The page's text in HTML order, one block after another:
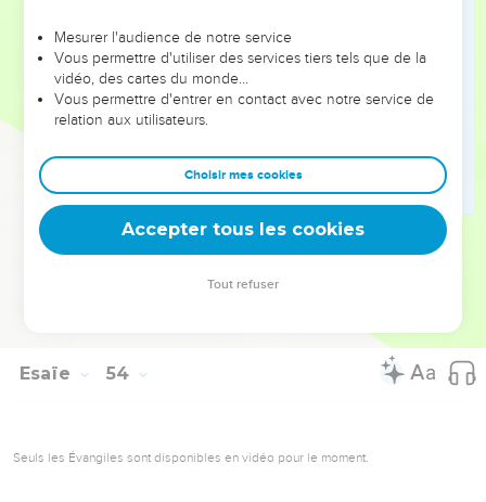
comblé. Et parce que beaucoup de gens le connaîtront, mon
serviteur, le Juste, les déclarera justes et se chargera de
leurs fautes.
12
Voilà pourquoi je lui donnerai une part avec ces gens
nombreux : il partagera le butin avec la multitude, car il s’est
dépouillé lui-même jusqu’à la mort et s’est laissé compter
parmi les malfaiteurs, car il a pris sur lui les fautes d’un grand
nombre, il est intervenu en faveur des coupables.
La Bible Du Semeur Copyright © 1992, 1999 by Biblica, Inc.® Used by permission.
Esaïe 54
Seuls les Évangiles sont disponibles en vidéo pour le moment.
Mesurer l'audience de notre service
Vous permettre d'utiliser des services tiers tels que de la
vidéo, des cartes du monde…
Vous permettre d'entrer en contact avec notre service de
relation aux utilisateurs.
Choisir mes cookies
Accepter tous les cookies
Tout refuser